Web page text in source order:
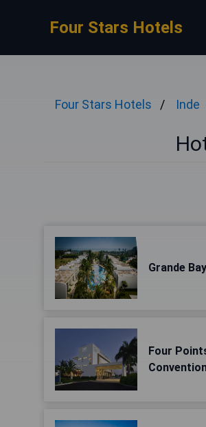
Four Stars Hotels
Four Stars Hotels Inde
Grande
Four